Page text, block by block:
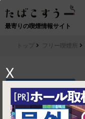
最寄りの喫煙情報サイト
X
トップ フリー喫煙所
▶ ルートを見る